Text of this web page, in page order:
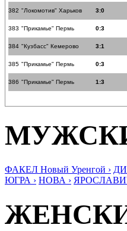
382 "Локомотив" Харьков 3:0
383 "Прикамье" Пермь 0:3
384 "Кузбасс" Кемерово 3:1
385 "Прикамье" Пермь 0:3
386 "Прикамье" Пермь 1:3
ФАКЕЛ Новый Уренгой ›
ЮГРА › НОВА ›